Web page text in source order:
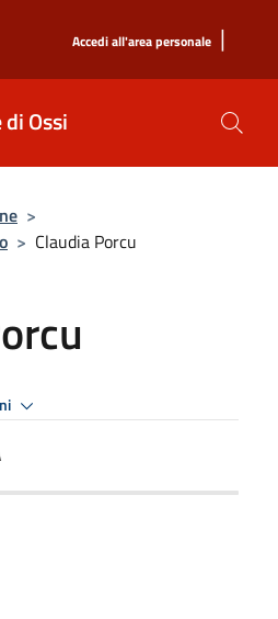
Accedi all'area personale |
Ossi
>
> Claudia Porcu